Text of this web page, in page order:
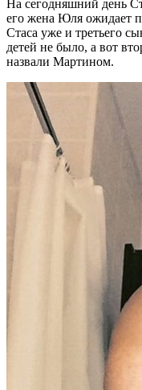
На сегодняшний день
его жена Юля ожидает
Стаса уже и третьего
детей не было, а вот
назвали Мартином.